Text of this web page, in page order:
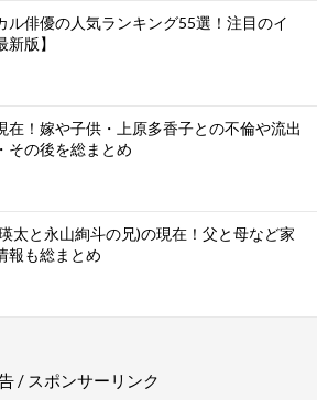
ル俳優の人気ランキング55選！注目のイ
版】
在！嫁や子供・上原多香子との不倫や流出
その後を総まとめ
太と永山絢斗の兄)の現在！父と母など家
報も総まとめ
/ スポンサーリンク